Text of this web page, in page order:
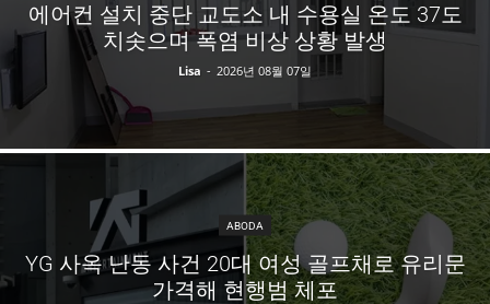
에어컨 설치 중단 교도소 내 수용실 온도 37도
치솟으며 폭염 비상 상황 발생
Lisa - 2026년 08월 07일
ABODA
YG 사옥 난동 사건 20대 여성 골프채로 유리문
가격해 현행범 체포